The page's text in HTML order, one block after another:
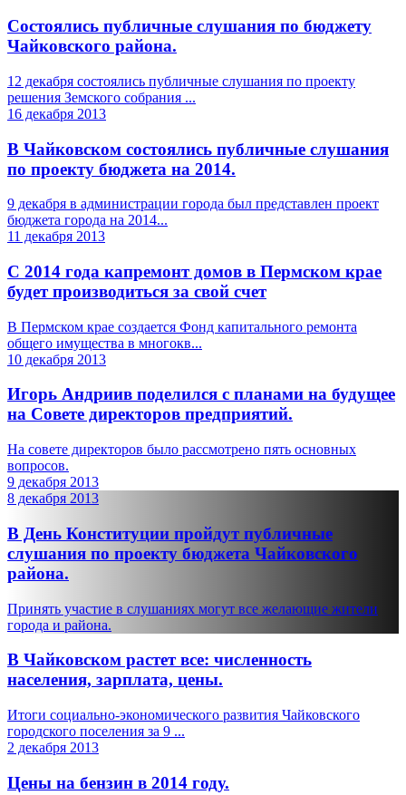
Состоялись публичные слушания по бюджету
Чайковского района.
12 декабря состоялись публичные слушания по проекту
решения Земского собрания ...
16 декабря 2013
В Чайковском состоялись публичные слушания
по проекту бюджета на 2014.
9 декабря в администрации города был представлен проект
бюджета города на 2014...
11 декабря 2013
С 2014 года капремонт домов в Пермском крае
будет производиться за свой счет
В Пермском крае создается Фонд капитального ремонта
общего имущества в многокв...
10 декабря 2013
Игорь Андриив поделился с планами на будущее
на Совете директоров предприятий.
На совете директоров было рассмотрено пять основных
вопросов.
9 декабря 2013
8 декабря 2013
В День Конституции пройдут публичные
слушания по проекту бюджета Чайковского
района.
Принять участие в слушаниях могут все желающие жители
города и района.
В Чайковском растет все: численность
населения, зарплата, цены.
Итоги социально-экономического развития Чайковского
городского поселения за 9 ...
2 декабря 2013
Цены на бензин в 2014 году.